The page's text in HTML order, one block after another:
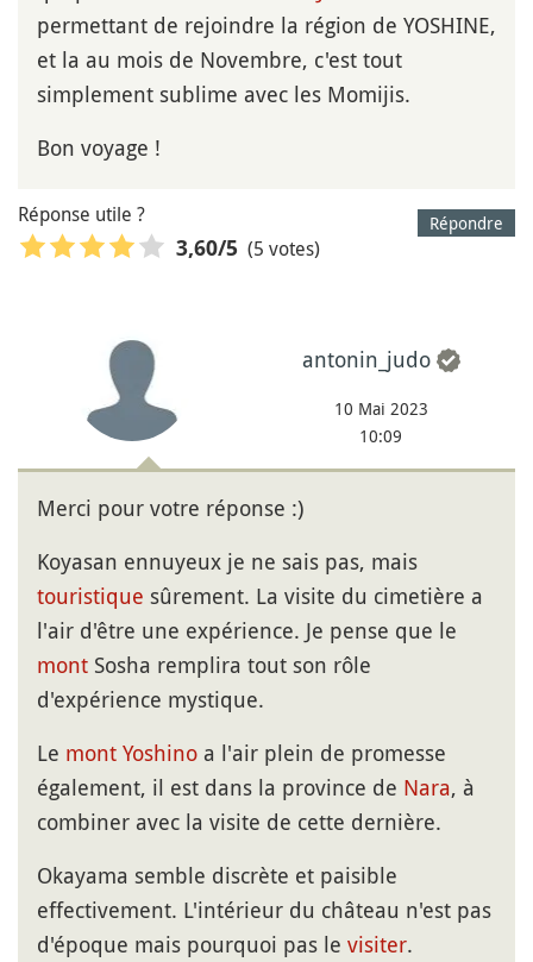
permettant de rejoindre la région de YOSHINE,
et la au mois de Novembre, c'est tout
simplement sublime avec les Momijis.
Bon voyage !
Répondre
Réponse utile ?
3,60/5 (5 votes)
antonin_judo
10 Mai 2023
10:09
Merci pour votre réponse :)
Koyasan ennuyeux je ne sais pas, mais
touristique sûrement. La visite du cimetière a
l'air d'être une expérience. Je pense que le
mont Sosha remplira tout son rôle
d'expérience mystique.
Le mont Yoshino a l'air plein de promesse
également, il est dans la province de Nara, à
combiner avec la visite de cette dernière.
Okayama semble discrète et paisible
effectivement. L'intérieur du château n'est pas
d'époque mais pourquoi pas le visiter.